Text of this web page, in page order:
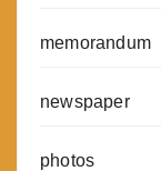
memorandum
newspaper
photos